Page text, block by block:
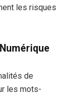
les risques
de
les mots-